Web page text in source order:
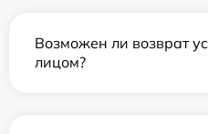
Возможен ли возврат
лицом?